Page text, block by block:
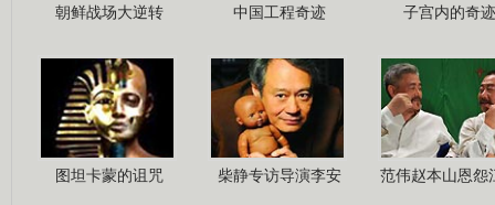
朝鲜战场大逆转 中国工程奇迹 子宫内的奇迹
图坦卡蒙的诅咒 柴静专访导演李安 范伟赵本山恩怨